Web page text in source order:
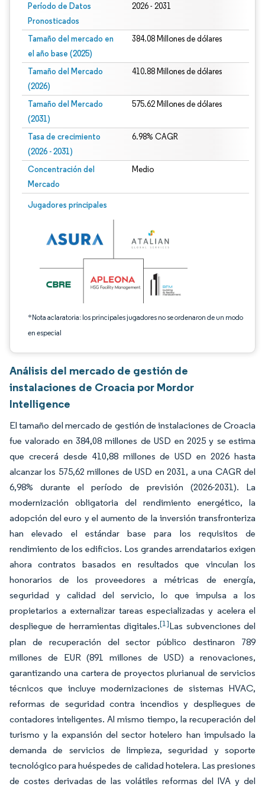
Período de Datos
Pronosticados
2026 - 2031
Tamaño del mercado en
el año base (2025)
384.08 Millones de dólares
Tamaño del Mercado
(2026)
410.88 Millones de dólares
Tamaño del Mercado
(2031)
575.62 Millones de dólares
Tasa de crecimiento
(2026 - 2031)
6.98% CAGR
Concentración del
Mercado
Medio
Jugadores principales
*Nota aclaratoria: los principales jugadores no se ordenaron de un modo
en especial
Imagen © Mordor Intelligence. El uso requiere atribución según CC BY 4.0.
Análisis del mercado de gestión de
instalaciones de Croacia por Mordor
Intelligence
El tamaño del mercado de gestión de instalaciones de Croacia
fue valorado en 384,08 millones de USD en 2025 y se estima
que crecerá desde 410,88 millones de USD en 2026 hasta
alcanzar los 575,62 millones de USD en 2031, a una CAGR del
6,98% durante el período de previsión (2026-2031). La
modernización obligatoria del rendimiento energético, la
adopción del euro y el aumento de la inversión transfronteriza
han elevado el estándar base para los requisitos de
rendimiento de los edificios. Los grandes arrendatarios exigen
ahora contratos basados en resultados que vinculan los
honorarios de los proveedores a métricas de energía,
seguridad y calidad del servicio, lo que impulsa a los
propietarios a externalizar tareas especializadas y acelera el
despliegue de herramientas digitales.[1]Las subvenciones del
plan de recuperación del sector público destinaron 789
millones de EUR (891 millones de USD) a renovaciones,
garantizando una cartera de proyectos plurianual de servicios
técnicos que incluye modernizaciones de sistemas HVAC,
reformas de seguridad contra incendios y despliegues de
contadores inteligentes. Al mismo tiempo, la recuperación del
turismo y la expansión del sector hotelero han impulsado la
demanda de servicios de limpieza, seguridad y soporte
tecnológico para huéspedes de calidad hotelera. Las presiones
de costes derivadas de las volátiles reformas del IVA y del